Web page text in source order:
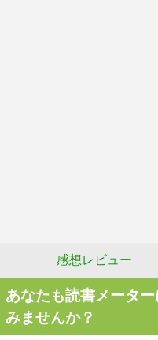
感想レビュー
あなたも読書メータ
みませんか？